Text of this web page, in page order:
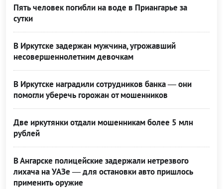
Пять человек погибли на воде в Приангарье за
сутки
В Иркутске задержан мужчина, угрожавший
несовершеннолетним девочкам
В Иркутске наградили сотрудников банка — они
помогли уберечь горожан от мошенников
Две иркутянки отдали мошенникам более 5 млн
рублей
В Ангарске полицейские задержали нетрезвого
лихача на УАЗе — для остановки авто пришлось
применить оружие